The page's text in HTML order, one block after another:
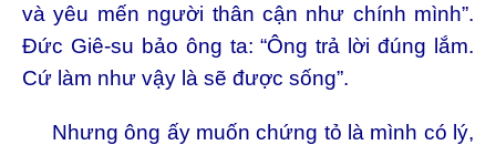
và yêu mến người thân cận như chính mình”.
Đức Giê-su bảo ông ta: “Ông trả lời đúng lắm.
Cứ làm như vậy là sẽ được sống”.
Nhưng ông ấy muốn chứng tỏ là mình có lý,